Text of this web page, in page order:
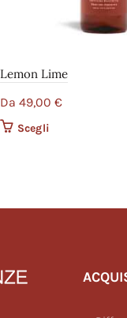
Lemon Lime
Da 49,00 €
Scegli